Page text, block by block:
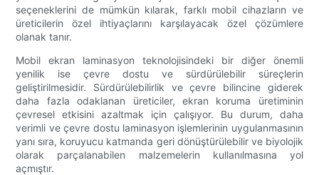
seçeneklerini de mümkün kılarak, farklı mobil cihazların ve
üreticilerin özel ihtiyaçlarını karşılayacak özel çözümlere
olanak tanır.
Mobil ekran laminasyon teknolojisindeki bir diğer önemli
yenilik ise çevre dostu ve sürdürülebilir süreçlerin
geliştirilmesidir. Sürdürülebilirlik ve çevre bilincine giderek
daha fazla odaklanan üreticiler, ekran koruma üretiminin
çevresel etkisini azaltmak için çalışıyor. Bu durum, daha
verimli ve çevre dostu laminasyon işlemlerinin uygulanmasının
yanı sıra, koruyucu katmanda geri dönüştürülebilir ve biyolojik
olarak parçalanabilen malzemelerin kullanılmasına yol
açmıştır.